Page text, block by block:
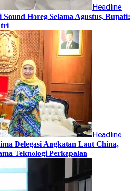
Headline
Horeg Selama Agustus, Bupati:
Headline
Delegasi Angkatan Laut China,
Teknologi Perkapalan